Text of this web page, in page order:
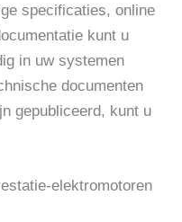
specificaties, online
kunt u
in uw systemen
documenten
gepubliceerd, kunt u
elektromotoren